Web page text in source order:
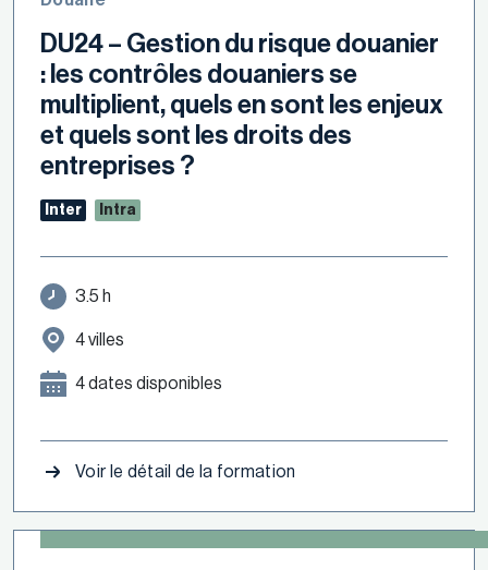
DU24 – Gestion du risque douanier
: les contrôles douaniers se
multiplient, quels en sont les enjeux
et quels sont les droits des
entreprises ?
Inter Intra
3.5 h
4 villes
4 dates disponibles
Voir le détail de la formation